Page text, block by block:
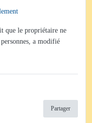
que le propriétaire ne
a modifié
Partager